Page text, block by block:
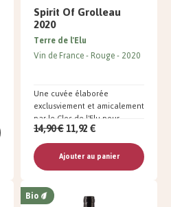
Spirit Of Grolleau
2020
Une cuvée élaborée
exclusviement et amicalement
par le Clos de l'Elu pour
Petitescaves.com
Terre de l'Elu
Vin de France Rouge 2020
14,90 €11,92 €
Ajouter au panier
Bio